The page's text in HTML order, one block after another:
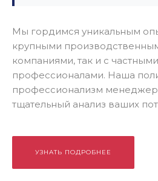
Мы гордимся уникальным
крупными
компаниями, так и с
профессионалами. Наша
профессионализм
тщательный анализ ваших
УЗНАТЬ ПОДРОБНЕЕ